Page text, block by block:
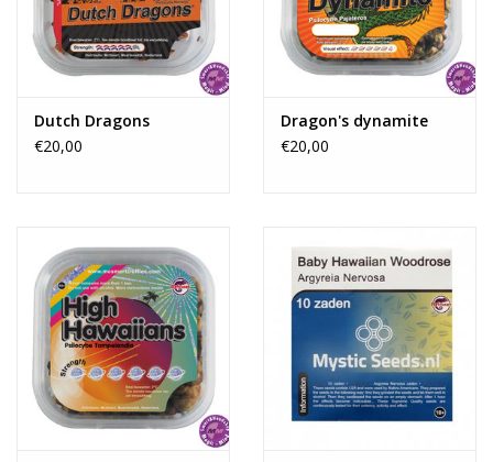
Neem nooit meer dan 1 inhoud van een bakje per keer
Start met de halve hoeveelheid van het totaalgewicht in het
bakje, bepaal na 30-45 minuten of je de dosis wilt verhogen
De Magic Truffels werken het beste op een lege maag
De Magic Truffels goed kauwen, dit verbetert de werking
De Magic Truffels kunnen ook in de vorm van thee of soep
Dutch Dragons
€20,00
Dragon's dynamite
€20,00